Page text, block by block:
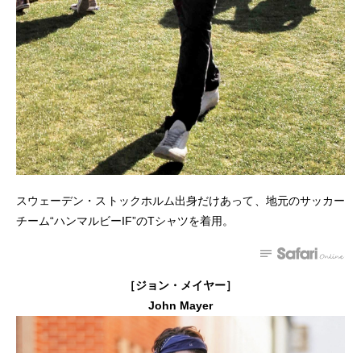
スウェーデン・ストックホルム出身だけあって、地元のサッカー
チーム“ハンマルビーIF”のTシャツを着用。
［ジョン・メイヤー］
John Mayer